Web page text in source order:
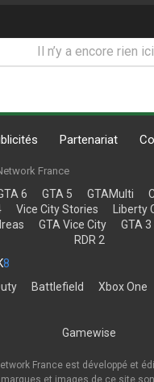
Il n’y a encore rien ici
Partenariat
France
6 GTA 5 GTAMulti
Vice City Stories
Liberty
GTA Vice City GTA 3
RDR 2
8
Battlefield Xbox One
Gamewise
France est développé et